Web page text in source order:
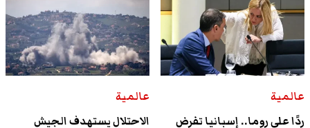
عالمية
ردًا على روما.. إسبانيا تفرض
عالمية
الاحتلال يستهدف الجيش